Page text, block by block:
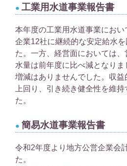
工業用水道事業報告書
本年度の工業用水道事業にお
企業12社に継続的な安定給水
た。一方、経営面においては
水量は前年度に比べ減となり
増減はありませんでした。収
上回り、引き続き健全性を維
た。
簡易水道事業報告書
令和2年度より地方公営企業会
た。